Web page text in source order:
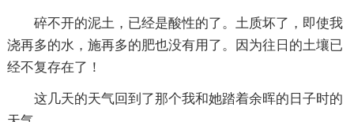
碎不开的泥土，已经是酸性的了。土质坏了，即使我
浇再多的水，施再多的肥也没有用了。因为往日的土壤已
经不复存在了！
这几天的天气回到了那个我和她踏着余晖的日子时的